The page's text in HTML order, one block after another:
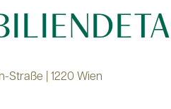
Straße | 1220 Wien